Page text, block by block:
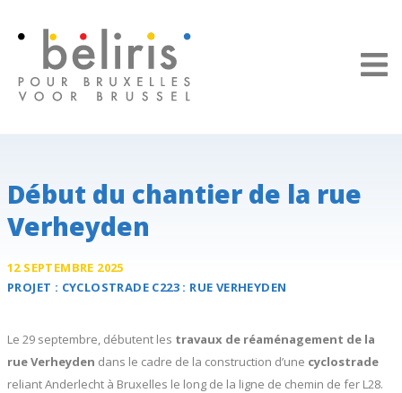
Début du chantier de la rue
Verheyden
12 SEPTEMBRE 2025
PROJET : CYCLOSTRADE C223 : RUE VERHEYDEN
Le 29 septembre, débutent les travaux de réaménagement de la
rue Verheyden dans le cadre de la construction d’une cyclostrade
reliant Anderlecht à Bruxelles le long de la ligne de chemin de fer L28.